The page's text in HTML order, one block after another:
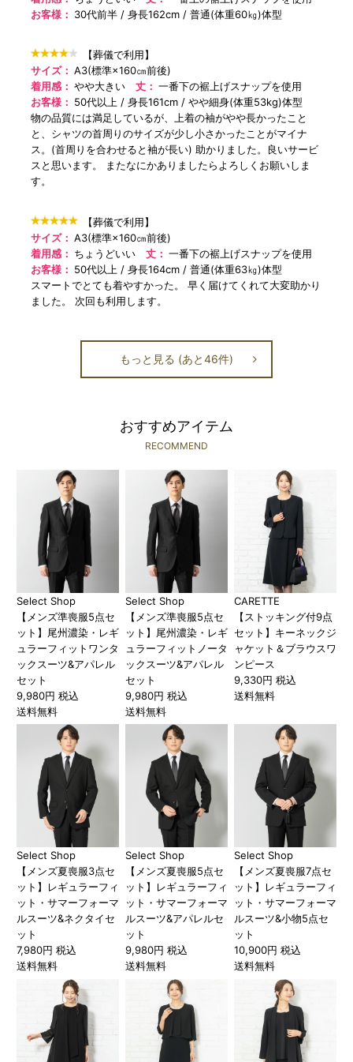
お客様： 30代前半 身長162cm 普通(体重60㎏)体型
【葬儀で利用】
サイズ：A3(標準×160㎝前後)
着用感：やや大きい 丈：一番下の裾上げスナップを使用
お客様： 50代以上 身長161cm
やや細身(体重53kg)体型
物の品質には満足しているが、上着の袖がやや長かったこと
と、シャツの首周りのサイズが少し小さかったことがマイナ
ス。(首周りを合わせると袖が長い) 助かりました。良いサービ
スと思います。 またなにかありましたらよろしくお願いしま
す。
【葬儀で利用】
サイズ：A3(標準×160㎝前後)
着用感： ちょうどいい 丈：一番下の裾上げスナップを使用
お客様： 50代以上 身長164cm
普通(体重63㎏)体型
スマートでとても着やすかった。 早く届けてくれて大変助かり
ました。 次回も利用します。
もっと見る (あと46件)
おすすめアイテム
RECOMMEND
Select Shop
【メンズ準喪服5点セ
ット】尾州濃染・レギ
ュラーフィットワンタ
ックスーツ&アパレル
セット
9,980円 税込
送料無料
Select Shop
【メンズ準喪服5点セ
ット】尾州濃染・レギ
ュラーフィットノータ
ックスーツ&アパレル
セット
9,980円 税込
送料無料
CARETTE
【ストッキング付9点
セット】キーネックジ
ャケット＆ブラウスワ
ンピース
9,330円 税込
送料無料
Select Shop
【メンズ夏喪服3点セ
ット】レギュラーフィ
ット・サマーフォーマ
ルスーツ&ネクタイセ
ット
7,980円 税込
送料無料
Select Shop
【メンズ夏喪服5点セ
ット】レギュラーフィ
ット・サマーフォーマ
ルスーツ&アパレルセ
ット
9,980円 税込
送料無料
Select Shop
【メンズ夏喪服7点セ
ット】レギュラーフィ
ット・サマーフォーマ
ルスーツ&小物5点セ
ット
10,900円 税込
送料無料